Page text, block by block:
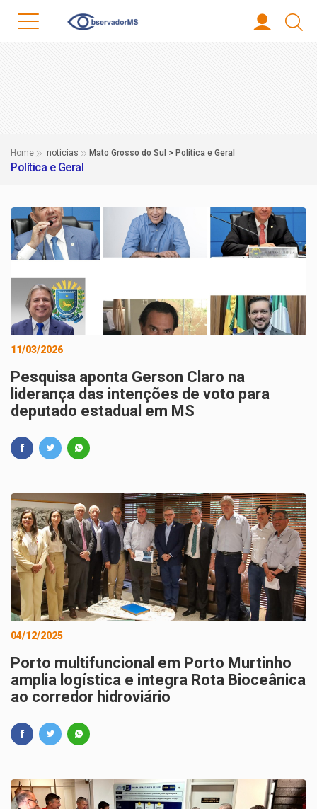
Home noticias Mato Grosso do Sul > Política e Geral
Política e Geral
11/03/2026
Pesquisa aponta Gerson Claro na
liderança das intenções de voto para
deputado estadual em MS
04/12/2025
Porto multifuncional em Porto Murtinho
amplia logística e integra Rota Bioceânica
ao corredor hidroviário